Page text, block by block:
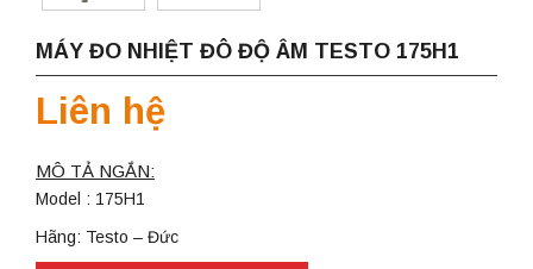
MÁY ĐO NHIỆT ĐÔ ĐỘ ÂM TESTO 175H1
Liên hệ
MÔ TẢ NGẮN:
Model : 175H1
Hãng: Testo – Đức